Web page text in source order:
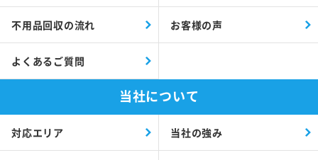
不用品回収の流れ お客様の声
よくあるご質問
当社について
対応エリア 当社の強み